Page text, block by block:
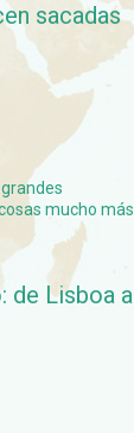
sacadas
mucho más
de Lisboa a